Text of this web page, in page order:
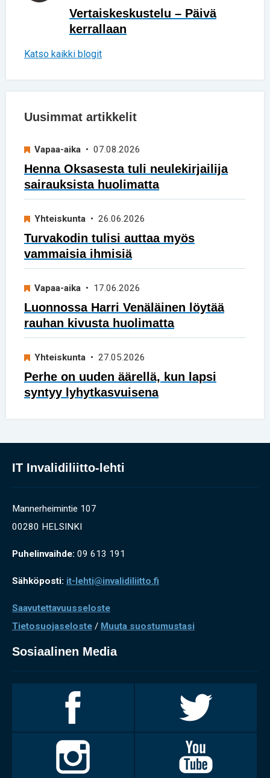
Vertaiskeskustelu – Päivä
kerrallaan
Katso kaikki blogit
Uusimmat artikkelit
Vapaa-aika • 07.08.2026
Henna Oksasesta tuli neulekirjailija
sairauksista huolimatta
Yhteiskunta • 26.06.2026
Turvakodin tulisi auttaa myös
vammaisia ihmisiä
Vapaa-aika • 17.06.2026
Luonnossa Harri Venäläinen löytää
rauhan kivusta huolimatta
Yhteiskunta • 27.05.2026
Perhe on uuden äärellä, kun lapsi
syntyy lyhytkasvuisena
IT Invalidiliitto-lehti
Mannerheimintie 107
00280 HELSINKI
Puhelinvaihde: 09 613 191
Sähköposti: it-lehti@invalidiliitto.fi
Saavutettavuusseloste
Tietosuojaseloste / Muuta suostumustasi
Sosiaalinen Media
Facebookissa
Twitterissä
Invalidiliitto
Instagramissa
Youtubessa